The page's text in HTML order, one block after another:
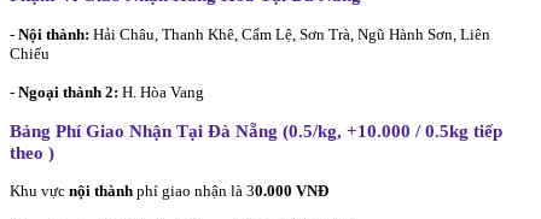
- Nội thành: Hải Châu, Thanh Khê, Cẩm Lệ, Sơn Trà, Ngũ Hành Sơn, Liên
Chiểu
- Ngoại thành 2: H. Hòa Vang
Bảng Phí Giao Nhận Tại Đà Nẵng (0.5/kg, +10.000 / 0.5kg tiếp
theo )
Khu vực nội thành phí giao nhận là 30.000 VNĐ